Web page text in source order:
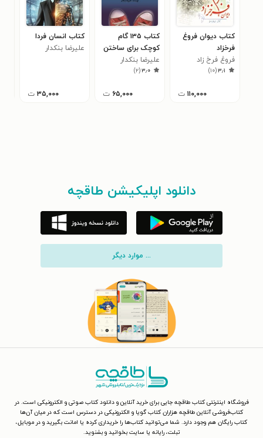
کتاب دیوان فروغ
فرخزاد
فروغ فرخ زاد
۳٫۱(۱۰)
۱۱۰,۰۰۰ ت
کتاب ۱۳۵ گام
کوچک برای ساختن
زندگی زیباتر
علیرضا بنکدار
۳٫۰(۲)
۶۵,۰۰۰ ت
کتاب انسان فردا
علیرضا بنکدار
۳۵,۰۰۰ ت
دانلود اپلیکیشن طاقچه
... موارد دیگر
فروشگاه اینترنتی کتاب طاقچه جایی برای خرید آنلاین و دانلود کتاب صوتی و الکترونیکی است. در
کتاب‌فروشی آنلاین طاقچه هزاران کتاب گویا و الکترونیکی در دسترس است که در میان آن‌ها
کتاب رایگان هم وجود دارد. شما می‌توانید کتاب‌ها را خریداری کرده یا امانت بگیرید و در موبایل،
تبلت، رایانه یا سایت بخوانید و بشنوید.